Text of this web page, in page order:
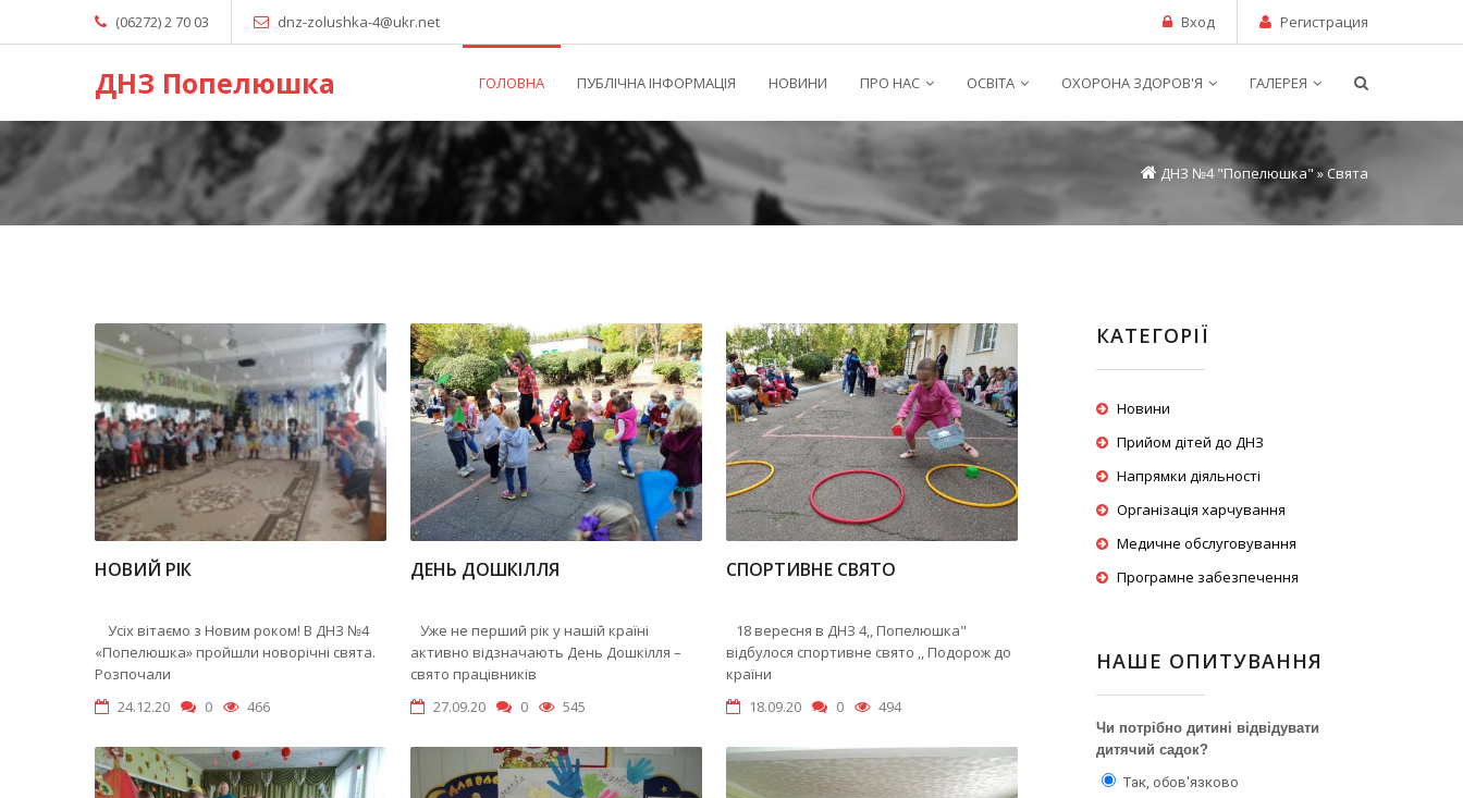
(06272) 2 70 03 dnz-zolushka-4@ukr.net Вход Регистрация
ДНЗ Попелюшка ГОЛОВНА ПУБЛІЧНА ІНФОРМАЦІЯ НОВИНИ ПРО НАС ОСВІТА ОХОРОНА ЗДОРОВ'Я ГАЛЕРЕЯ
ДНЗ №4 "Попелюшка" »Свята
НОВИЙ РІК
Усіх вітаємо з Новим роком! В ДНЗ №4
«Попелюшка» пройшли новорічні свята.
Розпочали
24.12.20
0 466
ДЕНЬ ДОШКІЛЛЯ
Уже не перший рік у нашій країні
активно відзначають День Дошкілля –
свято працівників
27.09.20
0 545
СПОРТИВНЕ СВЯТО
18 вересня в ДНЗ 4,, Попелюшка"
відбулося спортивне свято ,, Подорож до
країни
18.09.20
0 494
КАТЕГОРІЇ
Новини
Прийом дітей до ДНЗ
Напрямки діяльності
Організація харчування
Медичне обслуговування
Програмне забезпечення
НАШЕ ОПИТУВАННЯ
Чи потрібно дитині відвідувати
дитячий садок?
Так, обов'язково